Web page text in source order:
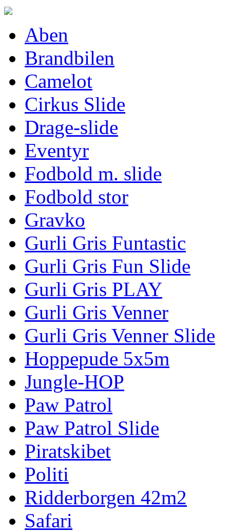
Aben
Brandbilen
Camelot
Cirkus Slide
Drage-slide
Eventyr
Fodbold m. slide
Fodbold stor
Gravko
Gurli Gris Funtastic
Gurli Gris Fun Slide
Gurli Gris PLAY
Gurli Gris Venner
Gurli Gris Venner Slide
Hoppepude 5x5m
Jungle-HOP
Paw Patrol
Paw Patrol Slide
Piratskibet
Politi
Ridderborgen 42m2
Safari